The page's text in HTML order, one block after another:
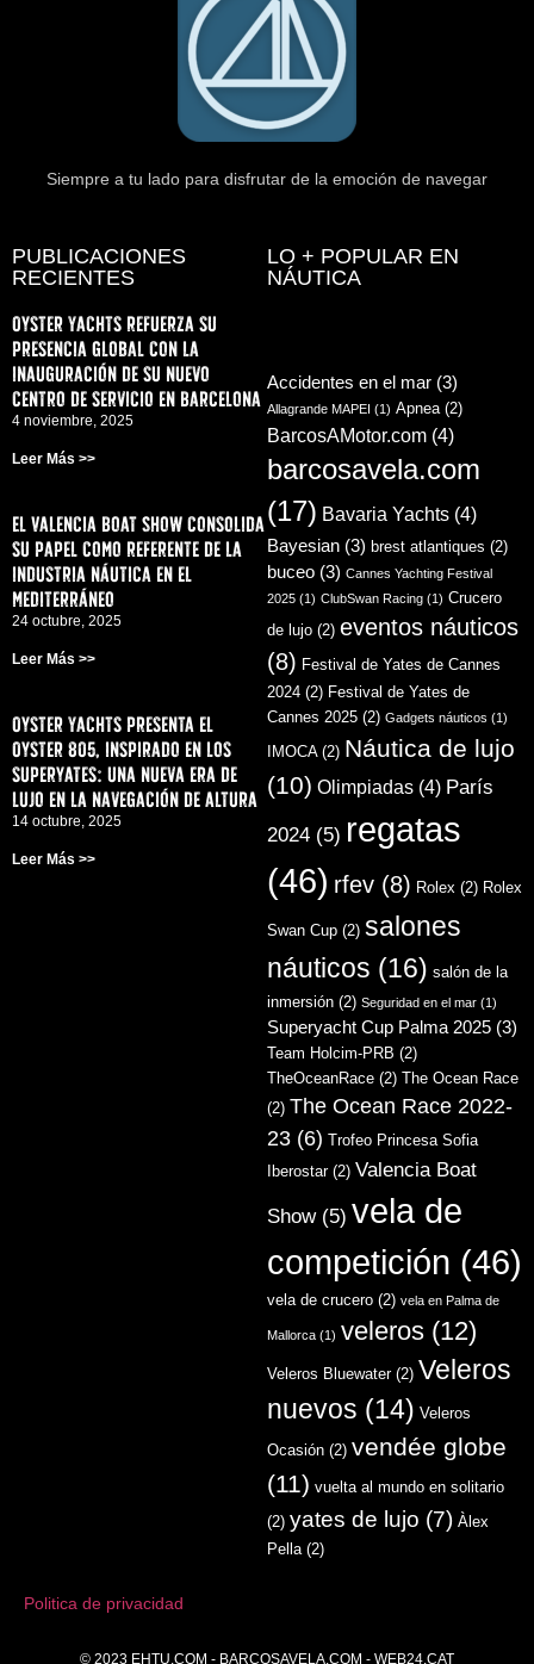
Siempre a tu lado para disfrutar de la emoción de navegar
PUBLICACIONES
RECIENTES
Oyster Yachts refuerza su
presencia global con la
inauguración de su nuevo
centro de servicio en Barcelona
4 noviembre, 2025
Leer Más >>
El Valencia Boat Show consolida
su papel como referente de la
industria náutica en el
Mediterráneo
24 octubre, 2025
Leer Más >>
Oyster Yachts presenta el
Oyster 805, inspirado en los
superyates: una nueva era de
lujo en la navegación de altura
14 octubre, 2025
Leer Más >>
LO + POPULAR EN
NÁUTICA
Accidentes en el mar (3)
Allagrande MAPEI (1) Apnea(2)
BarcosAMotor.com (4)
barcosavela.com
(17) Bavaria Yachts (4)
Bayesian (3) brest atlantiques (2)
buceo (3) Cannes Yachting Festival
2025 (1) ClubSwan Racing (1) Crucero
de lujo (2) eventos náuticos
(8) Festival de Yates de Cannes
2024 (2) Festival de Yates de
Cannes 2025 (2) Gadgets náuticos (1)
IMOCA(2) Náutica de lujo
(10) Olimpiadas (4) París
2024 (5) regatas
(46) rfev (8) Rolex (2) Rolex
Swan Cup (2) salones
náuticos (16) salón de la
inmersión (2) Seguridad en el mar (1)
Superyacht Cup Palma 2025 (3)
Team Holcim-PRB (2)
TheOceanRace (2) The Ocean Race
(2) The Ocean Race 2022-
23 (6) Trofeo Princesa Sofia
Iberostar(2) Valencia Boat
Show(5) vela de
competición (46)
vela de crucero (2) vela en Palma de
Mallorca (1) veleros (12)
Veleros Bluewater(2) Veleros
nuevos (14) Veleros
Ocasión (2) vendée globe
(11) vuelta al mundo en solitario
(2) yates de lujo (7) Àlex
Pella(2)
Politica de privacidad
© 2023 EHTU.COM - BARCOSAVELA.COM - WEB24.CAT